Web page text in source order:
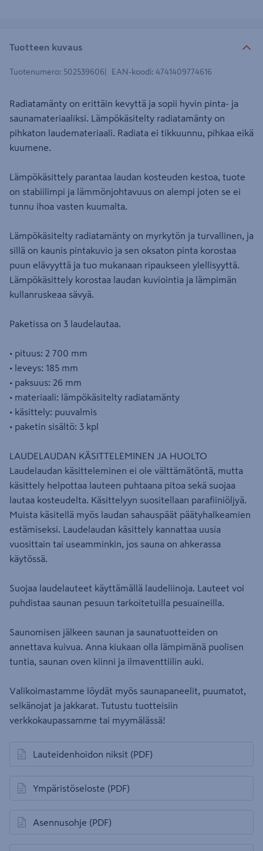
Tuotteen kuvaus
Tuotenumero: 502539606 EAN-koodi: 4741409774616
Radiatamänty on erittäin kevyttä ja sopii hyvin pinta- ja
saunamateriaaliksi. Lämpökäsitelty radiatamänty on
pihkaton laudemateriaali. Radiata ei tikkuunnu, pihkaa eikä
kuumene.
Lämpökäsittely parantaa laudan kosteuden kestoa, tuote
on stabiilimpi ja lämmönjohtavuus on alempi joten se ei
tunnu ihoa vasten kuumalta.
Lämpökäsitelty radiatamänty on myrkytön ja turvallinen, ja
sillä on kaunis pintakuvio ja sen oksaton pinta korostaa
puun elävyyttä ja tuo mukanaan ripaukseen ylellisyyttä.
Lämpökäsittely korostaa laudan kuviointia ja lämpimän
kullanruskeaa sävyä.
Paketissa on 3 laudelautaa.
• pituus: 2 700 mm
• leveys: 185 mm
• paksuus: 26 mm
• materiaali: lämpökäsitelty radiatamänty
• käsittely: puuvalmis
• paketin sisältö: 3 kpl
LAUDELAUDAN KÄSITTELEMINEN JA HUOLTO
Laudelaudan käsitteleminen ei ole välttämätöntä, mutta
käsittely helpottaa lauteen puhtaana pitoa sekä suojaa
lautaa kosteudelta. Käsittelyyn suositellaan parafiiniöljyä.
Muista käsitellä myös laudan sahauspäät päätyhalkeamien
estämiseksi. Laudelaudan käsittely kannattaa uusia
vuosittain tai useamminkin, jos sauna on ahkerassa
käytössä.
Suojaa laudelauteet käyttämällä laudeliinoja. Lauteet voi
puhdistaa saunan pesuun tarkoitetuilla pesuaineilla.
Saunomisen jälkeen saunan ja saunatuotteiden on
annettava kuivua. Anna kiukaan olla lämpimänä puolisen
tuntia, saunan oven kiinni ja ilmaventtiilin auki.
Valikoimastamme löydät myös saunapaneelit, puumatot,
selkänojat ja jakkarat. Tutustu tuotteisiin
verkkokaupassamme tai myymälässä!
Lauteidenhoidon niksit (PDF)
avautuu uuteen välilehteen
Ympäristöseloste (PDF)
avautuu uuteen välilehteen
Asennusohje (PDF)
avautuu uuteen välilehteen